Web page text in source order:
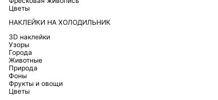
Цветы
НАКЛЕЙКИ НА ХОЛОДИЛЬНИК
3D наклейки
Узоры
Города
Животные
Природа
Фоны
Фрукты и овощи
Цветы